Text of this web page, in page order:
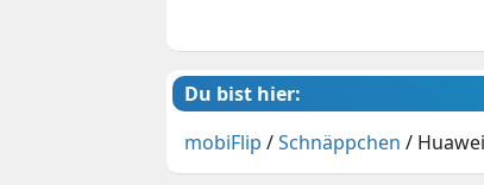
Du bist hier:
mobiFlip /Schnäppchen /